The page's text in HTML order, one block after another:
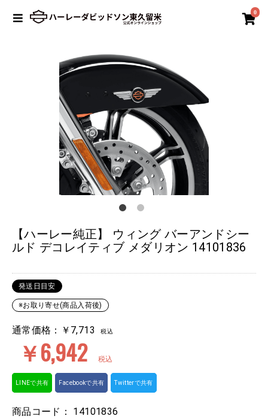
0
【ハーレー純正】 ウィング バーアンドシー
ルド デコレイティブ メダリオン 14101836
発送日目安
※お取り寄せ(商品入荷後)
通常価格：￥7,713 税込
￥6,942 税込
LINEで共有 Facebookで共有 Twitterで共有
商品コード： 14101836